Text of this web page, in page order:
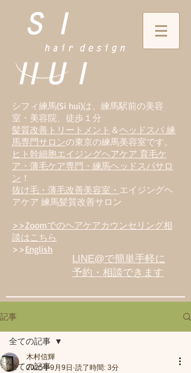
シフィ練馬(Si hui)は、 練馬駅前の美容
室・美容院、徒歩１分
髪質改善トリートメント ＆ヘッドスパ 練
馬専門サロンの東京の練馬美容室です。
ヒト幹細胞エイジングヘアケア 育毛ケ
ア・薄毛ケア専門・練馬ヘッドスパサロ
ン ！
抜け毛・薄毛改善美容室・ エイジングヘ
アケア 練馬髪質改善サロン
>>Zoomでのヘアケアカウンセリング相
談はこちら
>>English
LINE@で簡単手軽に
予約・相談できます
記事
全ての記事
全ての記事
木村信輝
2025年9月9日 読了時間: 3分